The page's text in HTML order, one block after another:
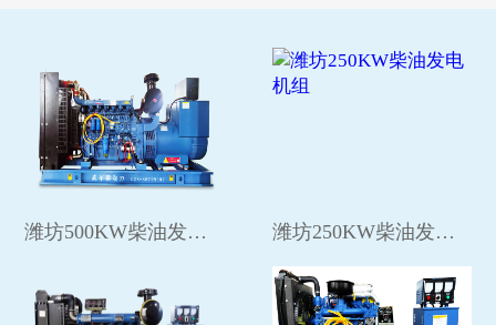
视频中心
潍坊500KW柴油发电机组 潍坊250KW柴油发电机组